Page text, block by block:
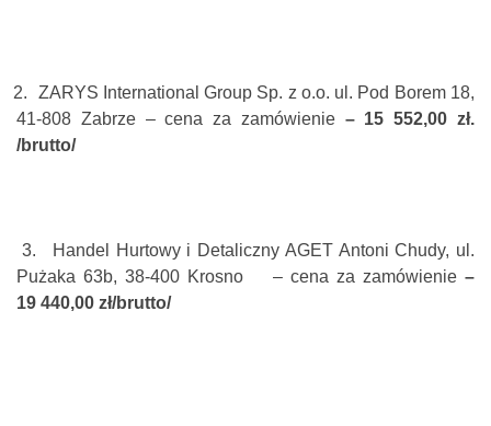
ZARYS International Group Sp. z o.o. ul. Pod Borem 18,
41-808 Zabrze – cena za zamówienie – 15 552,00 zł.
/brutto/
Handel Hurtowy i Detaliczny AGET Antoni Chudy, ul.
Pużaka 63b, 38-400 Krosno – cena za zamówienie –
19 440,00 zł/brutto/